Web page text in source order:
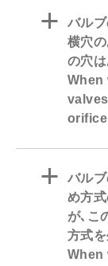
a
バル
横穴
の穴
When
a
バル
め方
が､こ
方式
When